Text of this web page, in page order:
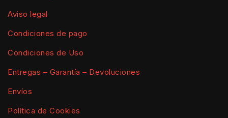
Aviso legal
Condiciones de pago
Condiciones de Uso
Entregas – Garantía – Devoluciones
Envíos
Política de Cookies